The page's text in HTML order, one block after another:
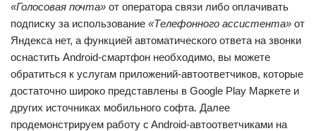
«Голосовая почта» от оператора связи либо оплачивать
подписку за использование «Телефонного ассистента» от
Яндекса нет, а функцией автоматического ответа на звонки
оснастить Android-смартфон необходимо, вы можете
обратиться к услугам приложений-автоответчиков, которые
достаточно широко представлены в Google Play Маркете и
других источниках мобильного софта. Далее
продемонстрируем работу c Android-автоответчиками на